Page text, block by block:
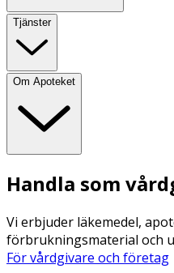
Tjänster
Om Apoteket
Handla som
Vi erbjuder läkemedel,
förbrukningsmaterial och
För vårdgivare och företag